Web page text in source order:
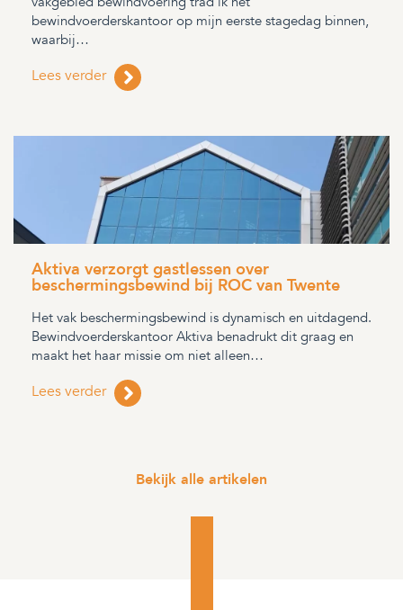
bewindvoerderskantoor op mijn eerste stagedag binnen,
waarbij…
Lees verder
Aktiva verzorgt gastlessen over
beschermingsbewind bij ROC van Twente
Het vak beschermingsbewind is dynamisch en uitdagend.
Bewindvoerderskantoor Aktiva benadrukt dit graag en
maakt het haar missie om niet alleen…
Lees verder
Bekijk alle artikelen